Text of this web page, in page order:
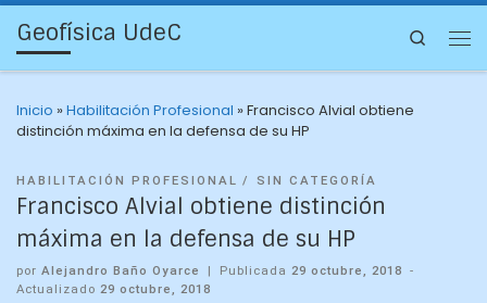
Geofísica UdeC Search
Inicio »Habilitación Profesional »Francisco Alvial obtiene
distinción máxima en la defensa de su HP
HABILITACIÓN PROFESIONAL SIN CATEGORÍA
Francisco Alvial obtiene distinción
máxima en la defensa de su HP
por Alejandro Baño Oyarce | Publicada29 octubre, 2018 -
Actualizado 29 octubre, 2018